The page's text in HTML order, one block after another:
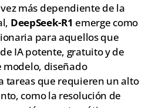
más dependiente de la
DeepSeek-R1 emerge como
para aquellos que
IA potente, gratuito y de
modelo, diseñado
tareas que requieren un alto
como la resolución de